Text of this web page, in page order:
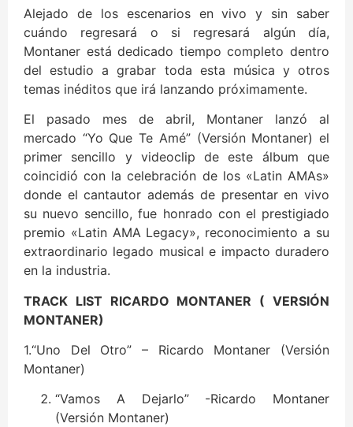
Alejado de los escenarios en vivo y sin saber
cuándo regresará o si regresará algún día,
Montaner está dedicado tiempo completo dentro
del estudio a grabar toda esta música y otros
temas inéditos que irá lanzando próximamente.
El pasado mes de abril, Montaner lanzó al
mercado “Yo Que Te Amé” (Versión Montaner) el
primer sencillo y videoclip de este álbum que
coincidió con la celebración de los «Latin AMAs»
donde el cantautor además de presentar en vivo
su nuevo sencillo, fue honrado con el prestigiado
premio «Latin AMA Legacy», reconocimiento a su
extraordinario legado musical e impacto duradero
en la industria.
TRACK LIST RICARDO MONTANER ( VERSIÓN
MONTANER)
1.“Uno Del Otro” – Ricardo Montaner (Versión
Montaner)
“Vamos A Dejarlo” -Ricardo Montaner
(Versión Montaner)